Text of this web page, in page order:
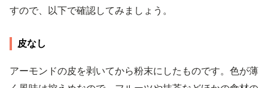
すので、以下で確認してみましょう。
皮なし
アーモンドの皮を剥いてから粉末にしたものです。色が薄